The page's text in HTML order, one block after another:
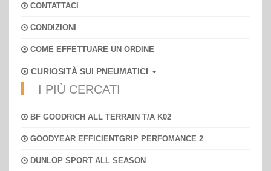
CONTATTACI
CONDIZIONI
COME EFFETTUARE UN ORDINE
CURIOSITÀ SUI PNEUMATICI
I PIÙ CERCATI
BF GOODRICH ALL TERRAIN T/A K02
GOODYEAR EFFICIENTGRIP PERFOMANCE 2
DUNLOP SPORT ALL SEASON